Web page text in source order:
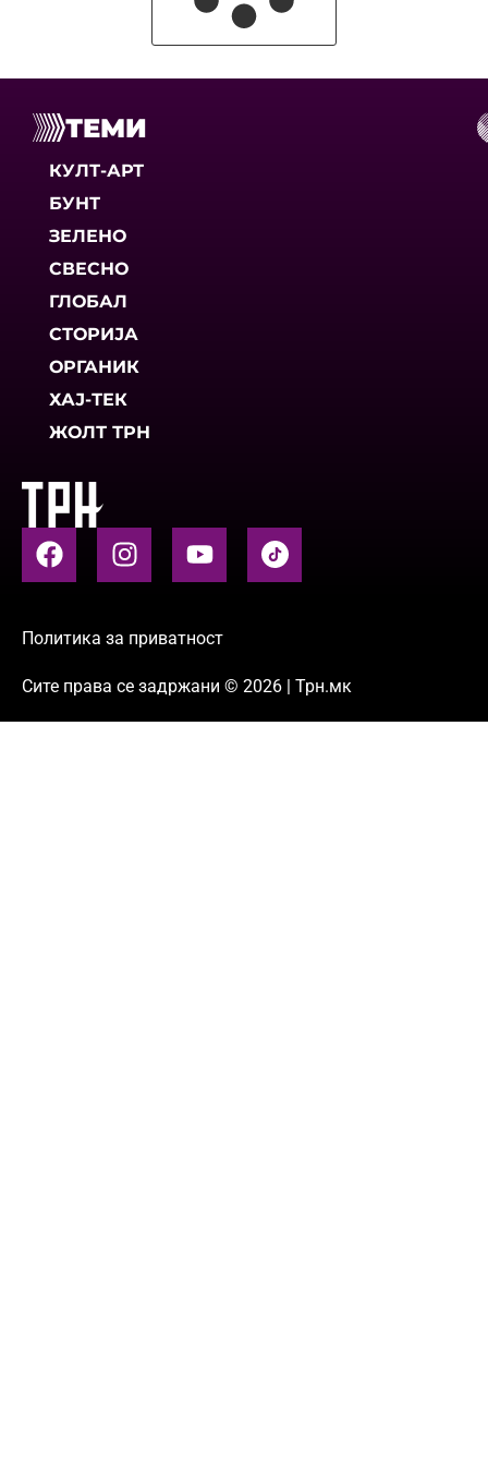
ТЕМИ
КУЛТ-АРТ
БУНТ
ЗЕЛЕНО
СВЕСНО
ГЛОБАЛ
СТОРИЈА
ОРГАНИК
ХАЈ-ТЕК
ЖОЛТ ТРН
Политика за приватност
Сите права се задржани © 2026 | Трн.мк